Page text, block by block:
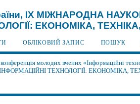
IX МІЖНАРОДНА
ЕКОНОМІКА,
ОБЛІКОВИЙ ЗАПИС ПОШУК
молодих вчених «Інформаційні
ТЕХНОЛОГІЇ: ЕКОНОМІКА,